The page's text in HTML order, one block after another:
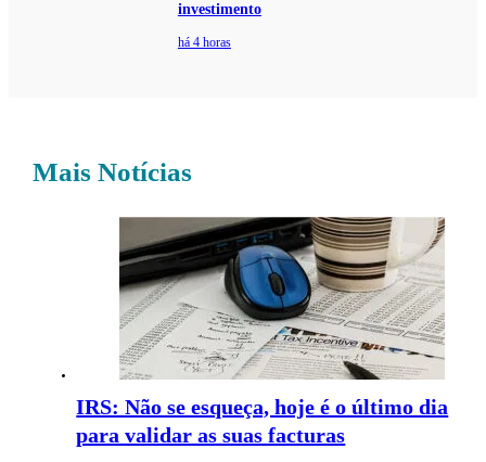
investimento
há 4 horas
Mais Notícias
IRS: Não se esqueça, hoje é o último dia
para validar as suas facturas